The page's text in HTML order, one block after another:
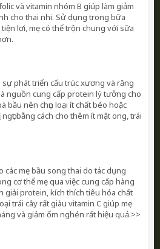
và vitamin nhóm B giúp làm giảm
cho thai nhi. Sử dụng trong bữa
lơi, mẹ có thể trộn chung với sữa
phát triển cấu trúc xương và răng
nguồn cung cấp protein lý tưởng cho
bầu nên chọn loại ít chất béo hoặc
bằng cách cho thêm ít mật ong, trái
các mẹ bầu song thai do tác dụng
cơ thể mẹ qua việc cung cấp hàng
giải protein, kích thích tiêu hóa chất
trái cây rất giàu vitamin C giúp mẹ
và giảm ốm nghén rất hiệu quả.>>